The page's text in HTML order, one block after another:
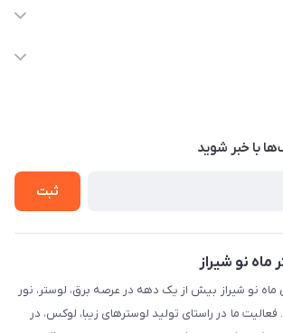
با‌ خبر شوید
ثبت
ماه نو شیراز
ماه نو شیراز بیش از یک دهه در عرصه برق، لوستر، نور
ما در راستای تولید لوسترهای زیبا، لوکس، در